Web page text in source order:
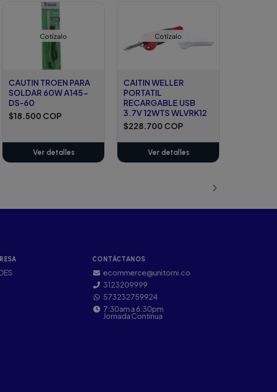
Cotízalo
CAUTIN TROEN PARA
SOLDAR 60W A145-
DS-60
$18.500 COP
Ver detalles
Cotízalo
CAITIN WELLER
PORTATIL
RECARGABLE USB
3.7V 12WTS WLVRK12
$228.700 COP
Ver detalles
CONTÁCTANOS
ecommerce@unitorni.co
3123209999
573232759924
7:30am a 6:30pm
Jornada Continua